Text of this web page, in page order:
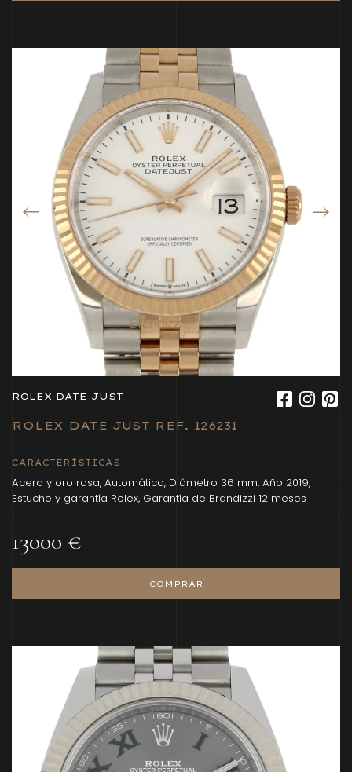
ROLEX DATE JUST
ROLEX DATE JUST REF. 126231
CARACTERÍSTICAS
Acero y oro rosa, Automático, Diámetro 36 mm, Año 2019,
Estuche y garantía Rolex, Garantía de Brandizzi 12 meses
13000 €
COMPRAR